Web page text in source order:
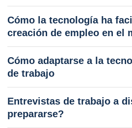
Cómo la tecnología ha
creación de empleo en el
Cómo adaptarse a la
de trabajo
Entrevistas de trabajo a
prepararse?